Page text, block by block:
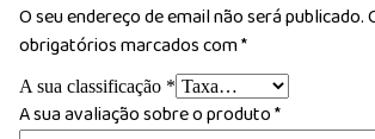
O seu endereço de email não será publicado.
obrigatórios marcados com*
A sua classificação *
A sua avaliação sobre o produto*